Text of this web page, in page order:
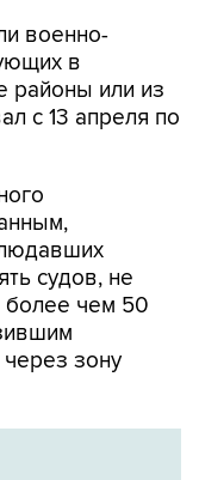
военно-
в
районы или из
с 13 апреля по
судов, не
более чем 50
зону